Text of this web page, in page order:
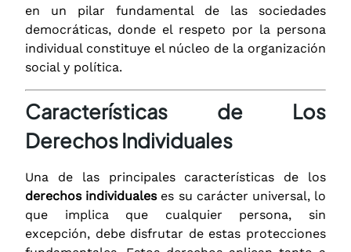
en un pilar fundamental de las sociedades
democráticas, donde el respeto por la persona
individual constituye el núcleo de la organización
social y política.
Características de Los
Derechos Individuales
Una de las principales características de los
derechos individualeses su carácter universal, lo
que implica que cualquier persona, sin
excepción, debe disfrutar de estas protecciones